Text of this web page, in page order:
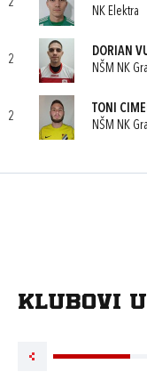
2
NK Elektra
2
DORIAN
NŠM NK
2
TONI
NŠM NK
Klubovi